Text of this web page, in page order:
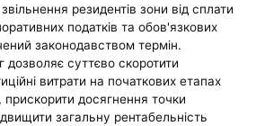
резидентів зони від сплати
податків та обов'язкових
законодавством термін.
дозволяє суттєво скоротити
витрати на початкових етапах
прискорити досягнення точки
загальну рентабельність